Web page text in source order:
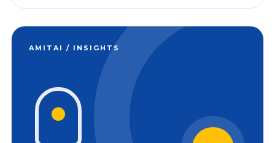
AMITAI / INSIGHTS